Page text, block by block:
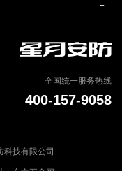
+
全国统一服务热线
400-157-9058
科技有限公司